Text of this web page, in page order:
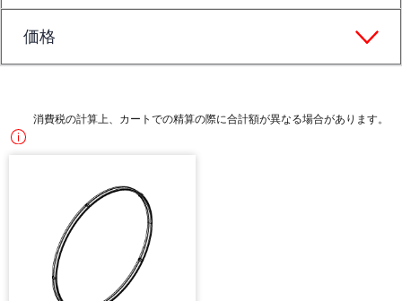
価格
消費税の計算上、カートでの精算の際に合計額が異なる場合があります。